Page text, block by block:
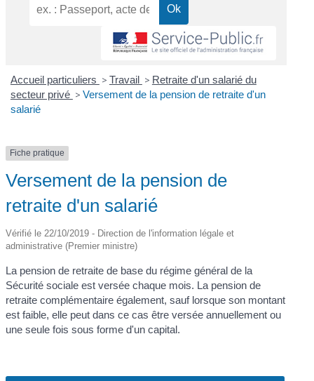
Accueil particuliers > Travail > Retraite d'un salarié du
secteur privé > Versement de la pension de retraite d'un
salarié
Fiche pratique
Versement de la pension de
retraite d'un salarié
Vérifié le 22/10/2019 - Direction de l'information légale et
administrative (Premier ministre)
La pension de retraite de base du régime général de la
Sécurité sociale est versée chaque mois. La pension de
retraite complémentaire également, sauf lorsque son montant
est faible, elle peut dans ce cas être versée annuellement ou
une seule fois sous forme d'un capital.